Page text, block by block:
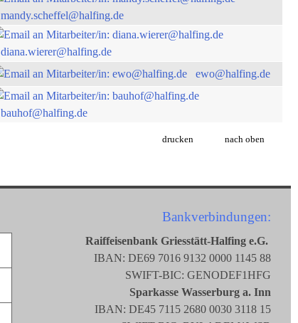
mandy.scheffel@halfing.de
diana.wierer@halfing.de
ewo@halfing.de
bauhof@halfing.de
drucken nach oben
Bankverbindungen:
Raiffeisenbank Griesstätt-Halfing e.G.
IBAN: DE69 7016 9132 0000 1145 88
SWIFT-BIC: GENODEF1HFG
Sparkasse Wasserburg a. Inn
IBAN: DE45 7115 2680 0030 3118 15